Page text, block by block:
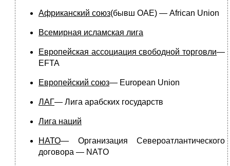
Африканский союз(бывш ОАЕ) — African Union
Всемирная исламская лига
Европейская ассоциация свободной торговли—
EFTA
Европейский союз— European Union
ЛАГ— Лига арабских государств
Лига наций
НАТО— Организация Североатлантического
договора — NATO